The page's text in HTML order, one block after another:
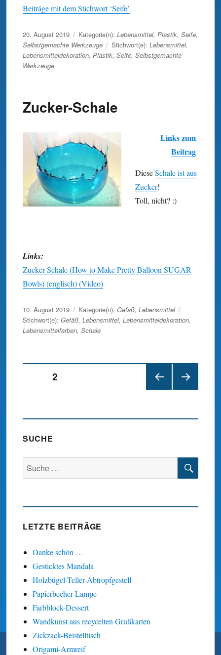
Beiträge mit dem Stichwort ‘Seife’
Veröffentlicht
am
20. August 2019 Kategorie(n): Lebensmittel, Plastik, Seife,
Selbstgemachte Werkzeuge
Stichwort(e): Lebensmittel,
Lebensmitteldekoration, Plastik, Seife, Selbstgemachte
Werkzeuge
Zucker-Schale
Links zum
Beitrag
DieseSchale ist aus
Zucker!
Toll, nicht? :)
Links:
Zucker-Schale (How to Make Pretty Balloon SUGAR
Bowls) (englisch) (Video)
Veröffentlicht
am
10. August 2019 Kategorie(n): Gefäß, Lebensmittel
Stichwort(e): Gefäß, Lebensmittel, Lebensmitteldekoration,
Lebensmittelfarben, Schale
Beitragsnavigation
SEIT
SEITE2
E
SUCHE
Suche
nach:
LETZTE BEITRÄGE
Danke schön …
Gesticktes Mandala
Holzbügel-Teller-Abtropfgestell
Papierbecher-Lampe
Farbblock-Dessert
Wandkunst aus recycelten Grußkarten
Zickzack-Beistelltisch
Origami-Armreif